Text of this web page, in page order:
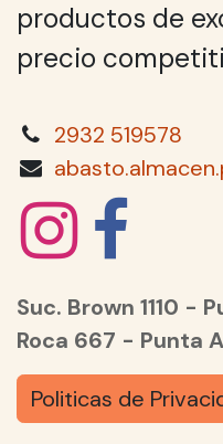
productos de
precio
2932 519578
Suc. Brown 1110 -
Roca 667 - Punta
Politicas de